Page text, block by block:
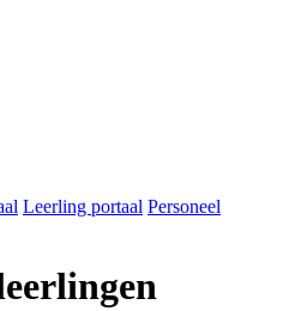
Leerling portaal Personeel